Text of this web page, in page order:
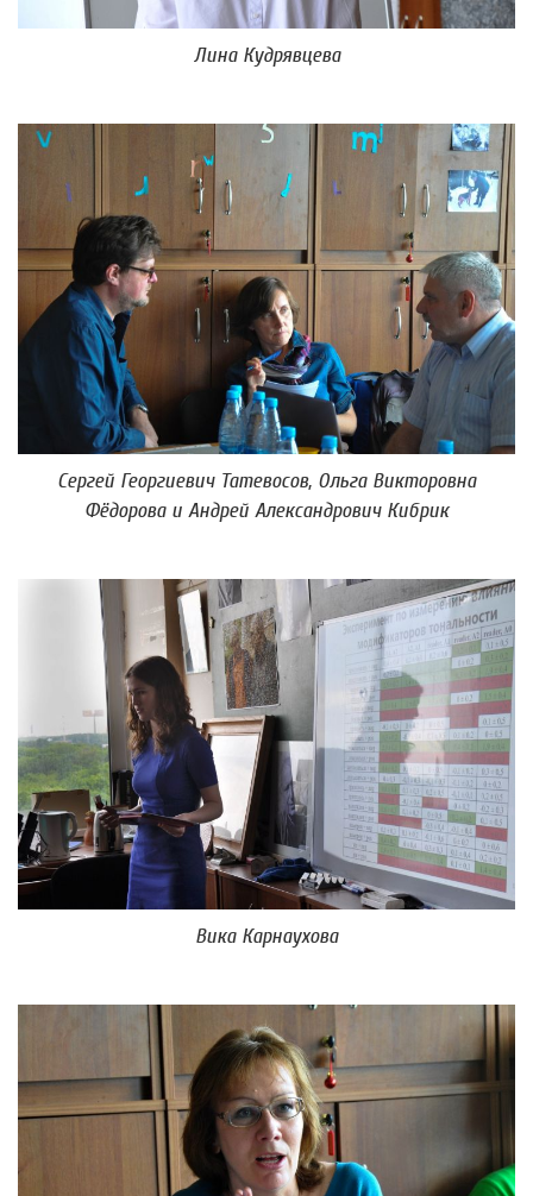
Лина Кудрявцева
Сергей Георгиевич Татевосов, Ольга Викторовна
Фёдорова и Андрей Александрович Кибрик
Вика Карнаухова